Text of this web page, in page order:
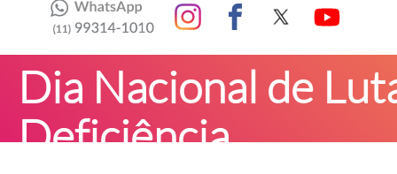
Dia Nacional de
Deficiência